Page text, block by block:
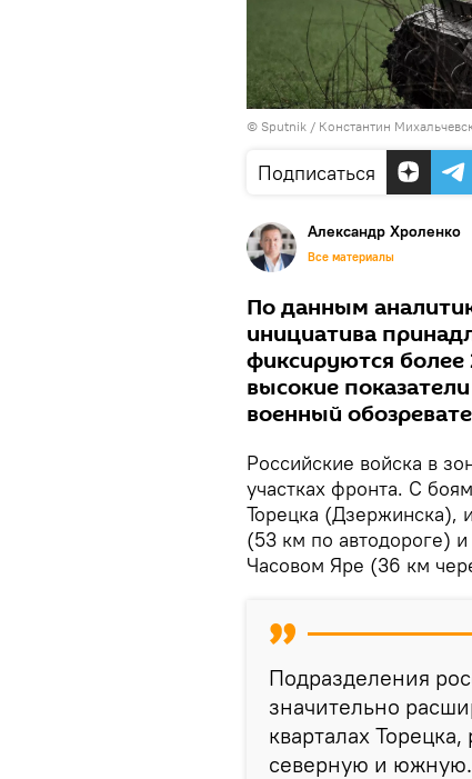
© Sputnik / Константин
Подписаться
Александр Хроленко
Все материалы
По данным
инициатива
фиксируются более
высокие
военный
Российские войска в
участках фронта. С
Торецка (Дзержинска),
(53 км по автодороге)
Часовом Яре (36 км
Подразделения
значительно
кварталах
северную и